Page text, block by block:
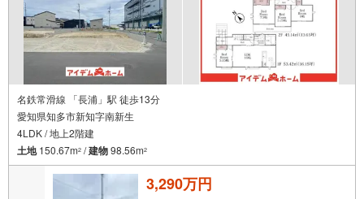
名鉄常滑線 「長浦」駅 徒歩13分
愛知県知多市新知字南新生
4LDK / 地上2階建
土地150.67m2 /建物98.56m2
3,290万円